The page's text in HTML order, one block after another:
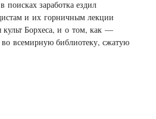
заработка ездил
и их горничным лекции
культ Борхеса, и о том, как —
во всемирную библиотеку, сжатую